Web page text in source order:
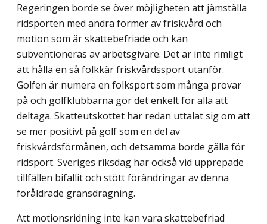
Regeringen borde se över möjligheten att jämställa
ridsporten med andra former av friskvård och
motion som är skattebefriade och kan
subventioneras av arbetsgivare. Det är inte rimligt
att hålla en så folkkär friskvårdssport utanför.
Golfen är numera en folksport som många provar
på och golfklubbarna gör det enkelt för alla att
deltaga. Skatteutskottet har redan uttalat sig om att
se mer positivt på golf som en del av
friskvårdsförmånen, och detsamma borde gälla för
ridsport. Sveriges riksdag har också vid upprepade
tillfällen bifallit och stött förändringar av denna
föråldrade gränsdragning.
Att motionsridning inte kan vara skattebefriad